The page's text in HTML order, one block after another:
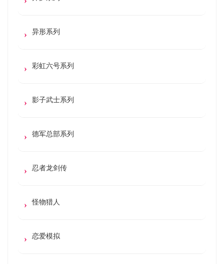
异形系列
彩虹六号系列
影子武士系列
德军总部系列
忍者龙剑传
怪物猎人
恋爱模拟